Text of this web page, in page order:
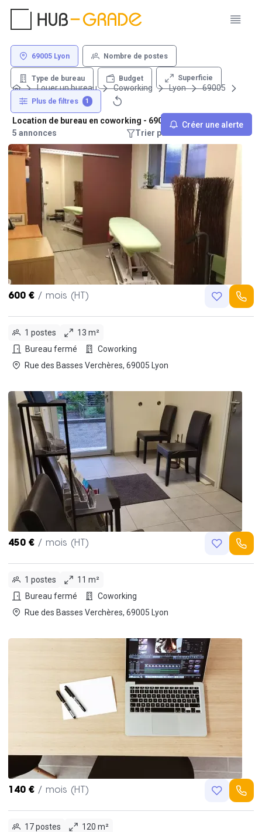
69005 Lyon Nombre de postes
Type de bureau Budget Superficie
Plus de filtres 1
Créer une alerte
Louer un bureau Coworking Lyon 69005
Location de bureau en coworking - 69005 Lyon
5 annonces
Trier par : Recommandations
600 € / mois (HT)
1 postes
13 m²
Bureau fermé
Coworking
Rue des Basses Verchères, 69005 Lyon
450 € / mois (HT)
1 postes
11 m²
Bureau fermé
Coworking
Rue des Basses Verchères, 69005 Lyon
140 € / mois (HT)
17 postes
120 m²